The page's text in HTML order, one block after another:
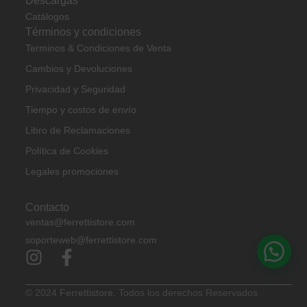
Catálogos
Términos y condiciones
Terminos & Condiciones de Venta
Cambios y Devoluciones
Privacidad y Seguridad
Tiempo y costos de envío
Libro de Reclamaciones
Política de Cookies
Legales promociones
Contacto
ventas@ferrettistore.com
soporteweb@ferrettistore.com
© 2024 Ferrettistore. Todos los derechos Reservados